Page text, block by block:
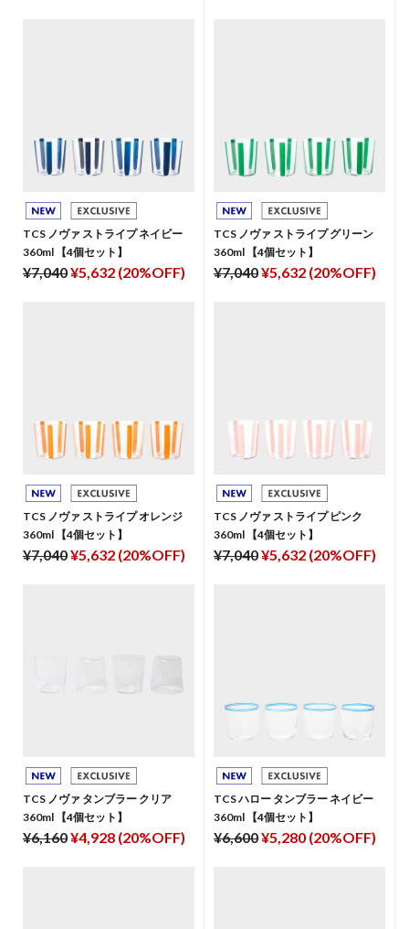
TCS ノヴァ ストライプ ネイビー
360ml 【4個セット】
¥7,040¥5,632 (20%OFF)
TCS ノヴァ ストライプ グリーン
360ml 【4個セット】
¥7,040¥5,632 (20%OFF)
TCS ノヴァ ストライプ オレンジ
360ml 【4個セット】
¥7,040¥5,632 (20%OFF)
TCS ノヴァ ストライプ ピンク
360ml 【4個セット】
¥7,040¥5,632 (20%OFF)
TCS ノヴァ タンブラー クリア
360ml 【4個セット】
¥6,160¥4,928 (20%OFF)
TCS ハロー タンブラー ネイビー
360ml 【4個セット】
¥6,600¥5,280 (20%OFF)